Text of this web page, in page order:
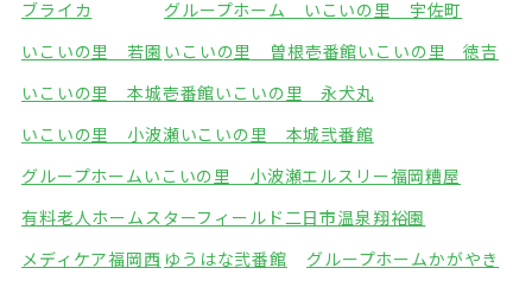
ブライカ
グループホーム いこいの里 宇佐町
いこいの里 若園 いこいの里 曽根壱番館いこいの里 徳吉
いこいの里 本城壱番館いこいの里 永犬丸
いこいの里 小波瀬いこいの里 本城弐番館
グループホームいこいの里 小波瀬エルスリー福岡糟屋
有料老人ホームスターフィールド二日市温泉翔裕園
メディケア福岡西 ゆうはな弐番館
グループホームかがやき